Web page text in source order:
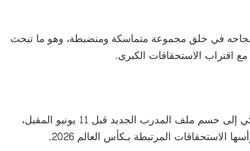
في خلق مجموعة متماسكة ومنضبطة، وهو ما تبحث
اقتراب الاستحقاقات الكبرى.
في ظل هذه المعطيات، تسعى إدارة النادي الملكي إلى حسم ملف المدرب الجديد قبل 11 يونيو المقبل،
الاستحقاقات المرتبطة بـكأس العالم 2026.